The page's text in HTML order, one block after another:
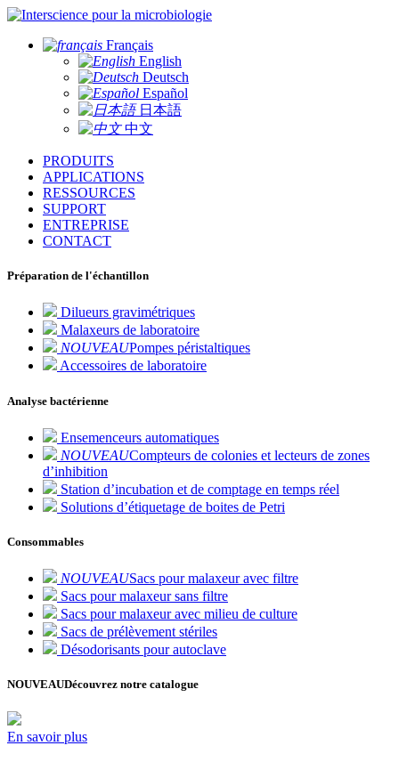
pour la microbiologie
Français
English
Deutsch
Español
日本語
中文
PRODUITS
APPLICATIONS
RESSOURCES
SUPPORT
ENTREPRISE
CONTACT
Préparation de l'échantillon
Dilueurs gravimétriques
Malaxeurs de laboratoire
NOUVEAUPompes péristaltiques
Accessoires de laboratoire
Analyse bactérienne
Ensemenceurs automatiques
NOUVEAUCompteurs de colonies et lecteurs de zones
d’inhibition
Station d’incubation et de comptage en temps réel
Solutions d’étiquetage de boites de Petri
Consommables
NOUVEAUSacs pour malaxeur avec filtre
Sacs pour malaxeur sans filtre
Sacs pour malaxeur avec milieu de culture
Sacs de prélèvement stériles
Désodorisants pour autoclave
NOUVEAUDécouvrez notre catalogue
En savoir plus